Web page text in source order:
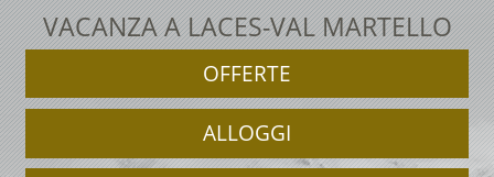
VACANZA A LACES-VAL MARTELLO
OFFERTE
ALLOGGI